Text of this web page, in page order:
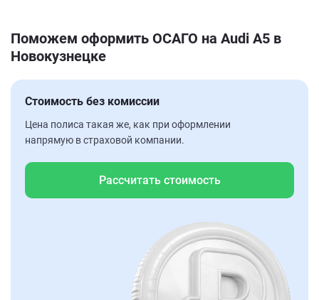
Поможем оформить ОСАГО на Audi A5 в
Новокузнецке
Стоимость без комиссии
Цена полиса такая же, как при оформлении
напрямую в страховой компании.
Рассчитать стоимость